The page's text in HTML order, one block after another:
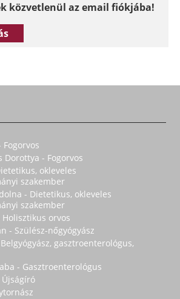
közvetlenül az email fiókjába!
Dorottya - Fogorvos
okleveles
szakember
- Dietetikus, okleveles
szakember
orvos
- Szülész-nőgyógyász
gasztroenterológus,
- Gasztroenterológus